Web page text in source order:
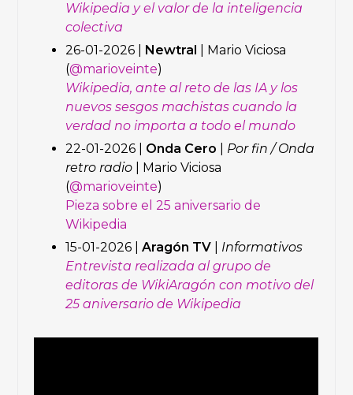
Wikipedia y el valor de la inteligencia
colectiva
26-01-2026 | Newtral | Mario Viciosa
(@marioveinte)
Wikipedia, ante al reto de las IA y los
nuevos sesgos machistas cuando la
verdad no importa a todo el mundo
22-01-2026 | Onda Cero
Por fin / Onda
retro radio | Mario Viciosa
(@marioveinte)
Pieza sobre el 25 aniversario de
Wikipedia
15-01-2026 |Aragón TV
Informativos
Entrevista realizada al grupo de
editoras de WikiAragón con motivo del
25 aniversario de Wikipedia